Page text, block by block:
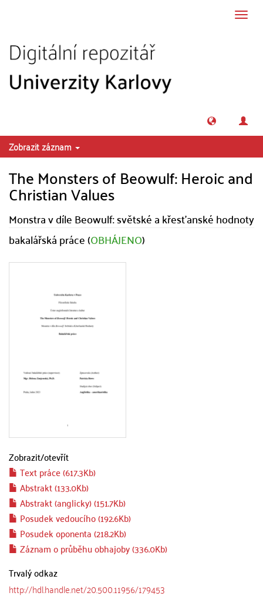
Zobrazit záznam
The Monsters of Beowulf: Heroic and
Christian Values
Monstra v díle Beowulf: světské a křesťanské hodnoty
bakalářská práce (OBHÁJENO)
Zobrazit/otevřít
Text práce (617.3Kb)
Abstrakt (133.0Kb)
Abstrakt (anglicky) (151.7Kb)
Posudek vedoucího (192.6Kb)
Posudek oponenta (218.2Kb)
Záznam o průběhu obhajoby (336.0Kb)
Trvalý odkaz
http://hdl.handle.net/20.500.11956/179453